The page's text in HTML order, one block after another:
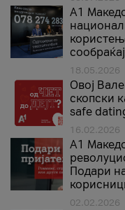
A1
18.05.2026
Овој
скопски
safe
16.02.2026
А1
Подари
02.02.2026